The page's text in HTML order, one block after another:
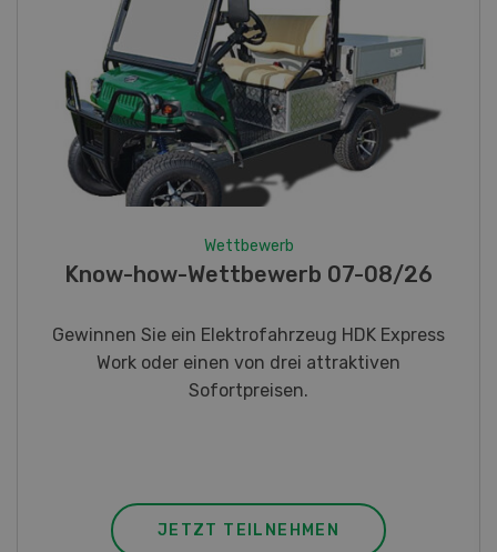
Fotorätsel 07-08/26
Gewinnen Sie eines von fünf LANDI
Taschenmessern
JETZT TEILNEHMEN